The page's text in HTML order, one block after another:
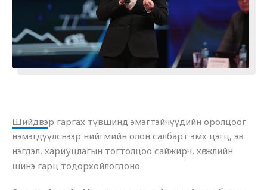
Шийдвэр гаргах түвшинд эмэгтэйчүүдийн оролцоог
нэмэгдүүлснээр нийгмийн олон салбарт эмх цэгц, эв
нэгдэл, хариуцлагын тогтолцоо сайжирч, хөгжлийн
шинэ гарц тодорхойлогдоно.